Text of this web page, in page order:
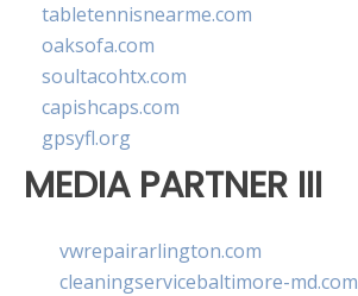
tabletennisnearme.com
oaksofa.com
soultacohtx.com
capishcaps.com
gpsyfl.org
MEDIA PARTNER III
vwrepairarlington.com
cleaningservicebaltimore-md.com